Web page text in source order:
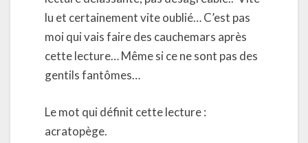
lu et certainement vite oublié… C’est pas
moi qui vais faire des cauchemars après
cette lecture… Même si ce ne sont pas des
gentils fantômes…
Le mot qui définit cette lecture :
acratopège.